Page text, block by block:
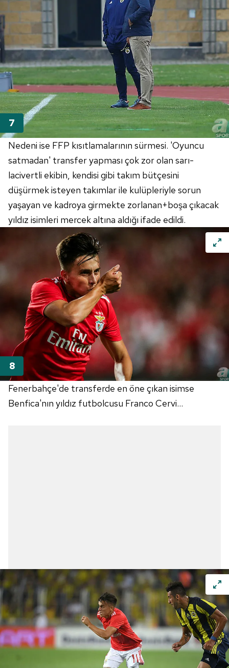
Nedeni ise FFP kısıtlamalarının sürmesi. 'Oyuncu
satmadan' transfer yapması çok zor olan sarı-
lacivertli ekibin, kendisi gibi takım bütçesini
düşürmek isteyen takımlar ile kulüpleriyle sorun
yaşayan ve kadroya girmekte zorlanan+boşa çıkacak
yıldız isimleri mercek altına aldığı ifade edildi.
Fenerbahçe'de transferde en öne çıkan isimse
Benfica'nın yıldız futbolcusu Franco Cervi...